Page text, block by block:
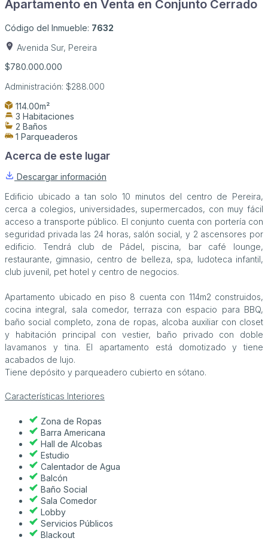
Apartamento en Venta en Conjunto Cerrado
Código del Inmueble: 7632
Avenida Sur, Pereira
$780.000.000
Administración: $288.000
114.00m²
3 Habitaciones
2 Baños
1 Parqueaderos
Acerca de este lugar
Descargar información
Edificio ubicado a tan solo 10 minutos del centro de Pereira,
cerca a colegios, universidades, supermercados, con muy fácil
acceso a transporte público. El conjunto cuenta con portería con
seguridad privada las 24 horas, salón social, y 2 ascensores por
edificio. Tendrá club de Pádel, piscina, bar café lounge,
restaurante, gimnasio, centro de belleza, spa, ludoteca infantil,
club juvenil, pet hotel y centro de negocios.
Apartamento ubicado en piso 8 cuenta con 114m2 construidos,
cocina integral, sala comedor, terraza con espacio para BBQ,
baño social completo, zona de ropas, alcoba auxiliar con closet
y habitación principal con vestier, baño privado con doble
lavamanos y tina. El apartamento está domotizado y tiene
acabados de lujo.
Tiene depósito y parqueadero cubierto en sótano.
Características Interiores
Zona de Ropas
Barra Americana
Hall de Alcobas
Estudio
Calentador de Agua
Balcón
Baño Social
Sala Comedor
Lobby
Servicios Públicos
Blackout